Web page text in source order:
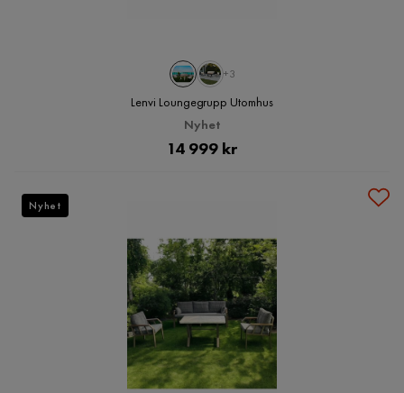
+3
Lenvi Loungegrupp Utomhus
Nyhet
Pris
14 999 kr
Nyhet